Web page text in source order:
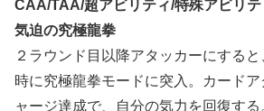
CAA/TAA/超アビリティ/特殊アビリテ
気迫の究極龍拳
２ラウンド目以降アタッカーにする
時に究極龍拳モードに突入。カード
ャージ達成で、自分の気力を回復す